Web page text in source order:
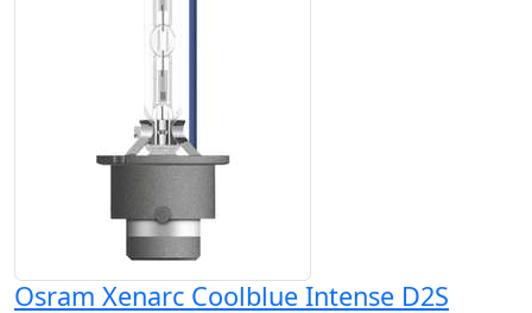
Osram Xenarc Coolblue Intense D2S